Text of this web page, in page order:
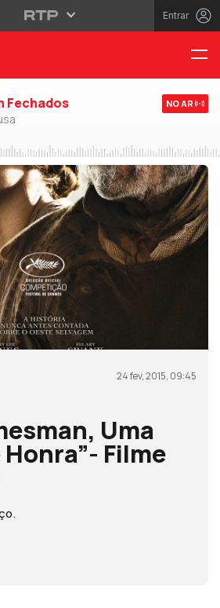
Entrar
Fechados NO AR
24 fev, 2015, 09:45
Uma
Filme